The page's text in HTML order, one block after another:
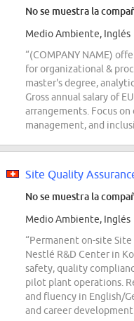
No se muestra la
Medio Ambiente, Inglés
“(COMPANY NAME)
for organizational &
master's degree,
Gross annual salary of
arrangements. Focus
management, and
Site Quality
No se muestra la
Medio Ambiente, Inglés
“Permanent on-site
Nestlé R&D Center in
safety, quality
pilot plant operations.
and fluency in English/
and career